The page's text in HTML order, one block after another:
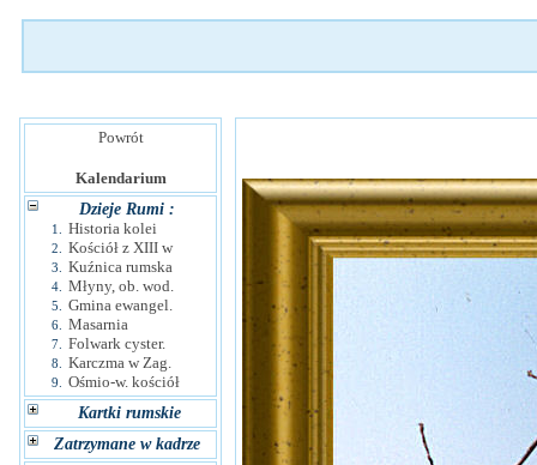
Powrót
Kalendarium
Dzieje Rumi :
1. Historia kolei
2. Kościół z XIII w
3. Kuźnica rumska
4. Młyny, ob. wod.
5. Gmina ewangel.
6. Masarnia
7. Folwark cyster.
8. Karczma w Zag.
9.
Ośmio-w. kościół
Kartki rumskie
Zatrzymane w kadrze